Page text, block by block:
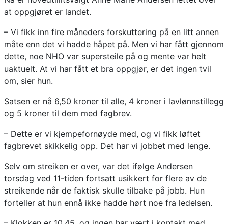
at oppgjøret er landet.
– Vi fikk inn fire måneders forskuttering på en litt annen
måte enn det vi hadde håpet på. Men vi har fått gjennom
dette, noe NHO var supersteile på og mente var helt
uaktuelt. At vi har fått et bra oppgjør, er det ingen tvil
om, sier hun.
Satsen er nå 6,50 kroner til alle, 4 kroner i lavlønnstillegg
og 5 kroner til dem med fagbrev.
– Dette er vi kjempefornøyde med, og vi fikk løftet
fagbrevet skikkelig opp. Det har vi jobbet med lenge.
Selv om streiken er over, var det ifølge Andersen
torsdag ved 11-tiden fortsatt usikkert for flere av de
streikende når de faktisk skulle tilbake på jobb. Hun
forteller at hun ennå ikke hadde hørt noe fra ledelsen.